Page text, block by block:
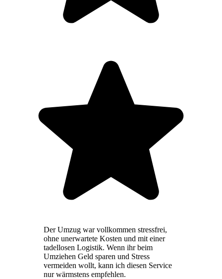
Der Umzug war vollkommen stressfrei,
ohne unerwartete Kosten und mit einer
tadellosen Logistik. Wenn ihr beim
Umziehen Geld sparen und Stress
vermeiden wollt, kann ich diesen Service
nur wärmstens empfehlen.